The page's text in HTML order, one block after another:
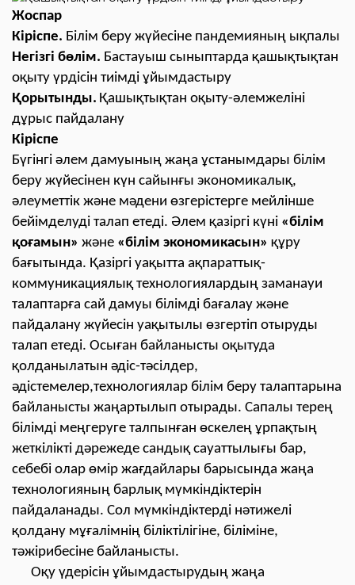
Жоспар
Кіріспе. Білім беру жүйесіне пандемияның ықпалы
Негізгі бөлім. Бастауыш сыныптарда қашықтықтан
оқыту үрдісін тиімді ұйымдастыру
Қорытынды. Қашықтықтан оқыту-әлемжеліні
дұрыс пайдалану
Кіріспе
Бүгінгі әлем дамуының жаңа ұстанымдары білім
беру жүйесінен күн сайынғы экономикалық,
әлеуметтік және мәдени өзгерістерге мейлінше
бейімделуді талап етеді. Әлем қазіргі күні «білім
қоғамын» және «білім экономикасын» құру
бағытында. Қазіргі уақытта ақпараттық-
коммуникациялық технологиялардың заманауи
талаптарға сай дамуы білімді бағалау және
пайдалану жүйесін уақытылы өзгертіп отыруды
талап етеді. Осыған байланысты оқытуда
қолданылатын әдіс-тәсілдер,
әдістемелер,технологиялар білім беру талаптарына
байланысты жаңартылып отырады. Сапалы терең
білімді меңгеруге талпынған өскелең ұрпақтың
жеткілікті дәрежеде сандық сауаттылығы бар,
себебі олар өмір жағдайлары барысында жаңа
технологияның барлық мүмкіндіктерін
пайдаланады. Сол мүмкіндіктерді нәтижелі
қолдану мұғалімнің біліктілігіне, біліміне,
тәжірибесіне байланысты.
Оқу үдерісін ұйымдастырудың жаңа